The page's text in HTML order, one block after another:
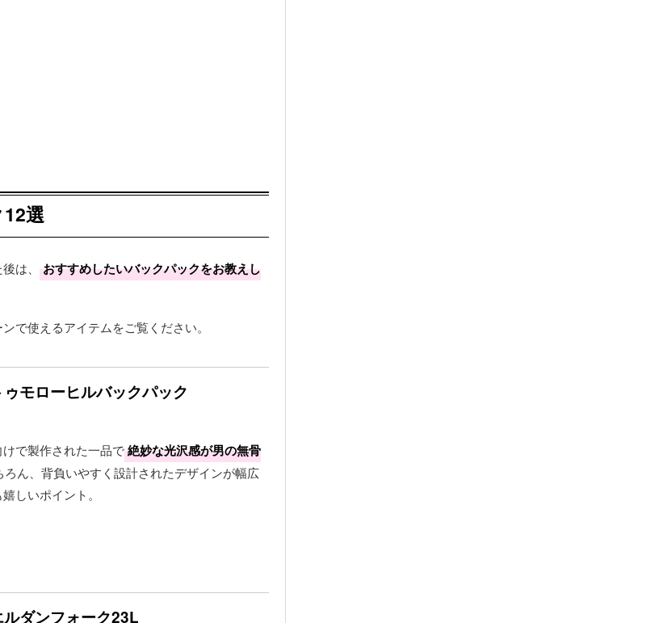
選
は、
おすすめしたいバックパックをお教えし
で使えるアイテムをご覧ください。
モローヒルバックパック
で製作された一品で絶妙な光沢感が男の無骨
ん、背負いやすく設計されたデザインが幅広
しいポイント。
ダンフォーク23L